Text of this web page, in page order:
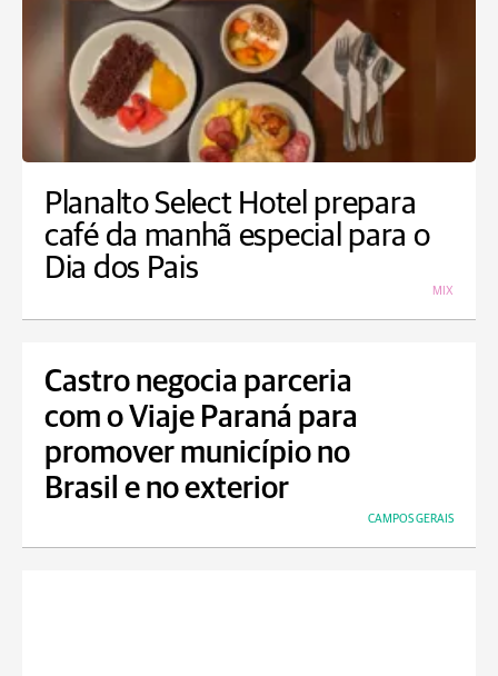
Planalto Select Hotel prepara
café da manhã especial para o
Dia dos Pais
MIX
Castro negocia parceria
com o Viaje Paraná para
promover município no
Brasil e no exterior
CAMPOS GERAIS